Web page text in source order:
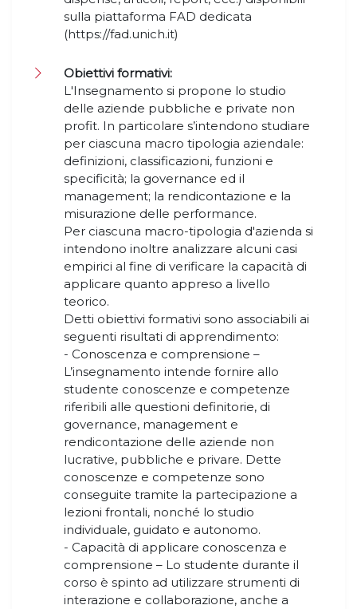
sulla piattaforma FAD dedicata
(https://fad.unich.it)
Obiettivi formativi:
L'Insegnamento si propone lo studio
delle aziende pubbliche e private non
profit. In particolare s’intendono studiare
per ciascuna macro tipologia aziendale:
definizioni, classificazioni, funzioni e
specificità; la governance ed il
management; la rendicontazione e la
misurazione delle performance.
Per ciascuna macro-tipologia d'azienda si
intendono inoltre analizzare alcuni casi
empirici al fine di verificare la capacità di
applicare quanto appreso a livello
teorico.
Detti obiettivi formativi sono associabili ai
seguenti risultati di apprendimento:
- Conoscenza e comprensione –
L’insegnamento intende fornire allo
studente conoscenze e competenze
riferibili alle questioni definitorie, di
governance, management e
rendicontazione delle aziende non
lucrative, pubbliche e privare. Dette
conoscenze e competenze sono
conseguite tramite la partecipazione a
lezioni frontali, nonché lo studio
individuale, guidato e autonomo.
- Capacità di applicare conoscenza e
comprensione – Lo studente durante il
corso è spinto ad utilizzare strumenti di
interazione e collaborazione, anche a